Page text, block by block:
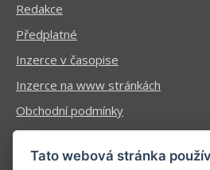
Redakce
Předplatné
Inzerce v časopise
Inzerce na www stránkách
Obchodní podmínky
Ochrana osobních údajů
Tato webová stránka